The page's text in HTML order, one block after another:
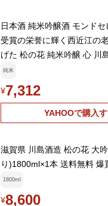
日本酒 純米吟醸酒 モンド
受賞の栄誉に輝く西近江の
げた 松の花 純米吟醸 心 川
賀県 送料無料 ポイント消化
純米
¥7,312
YAHOOで購入
滋賀県 川島酒造 松の花 大
り)1800ml×1本 送料無料 爆
1800ml
¥8,600